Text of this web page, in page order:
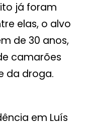
já foram
elas, o alvo
de 30 anos,
camarões
da droga.
em Luís